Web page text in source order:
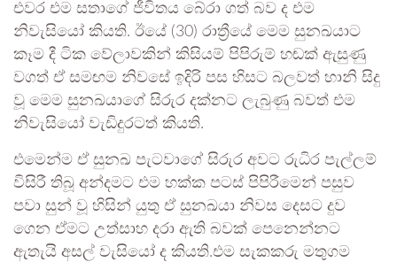
එවර එම සතාගේ ජීවිතය බේරා ගත් බව ද එම
නිවැසියෝ කියති. ඊයේ (30) රාත්‍රීයේ මෙම සුනඛයාට
කෑම දී ටික වේලාවකින් කිසියම් පිපිරුම් හඬක් ඇසුණු
වගත් ඒ සමඟම නිවසේ ඉදිරි පස හිසට බලවත් හානි සිදු
වූ මෙම සුනඛයාගේ සිරුර දක්නට ලැබුණු බවත් එම
නිවැසියෝ වැඩිදුරටත් කියති.
එමෙන්ම ඒ සුනඛ පැටවාගේ සිරුර අවට රුධිර පැල්ලම්
විසිරී තිබූ අන්දමට එම හක්ක පටස් පිපිරීමෙන් පසුව
පවා සුන් වූ හිසින් යුතු ඒ සුනඛයා නිවස දෙසට දුව
ගෙන ඒමට උත්සාහ දරා ඇති බවක් පෙනෙන්නට
ඇතැයි අසල් වැසියෝ ද කියති.එම සැකකරු මතුගම